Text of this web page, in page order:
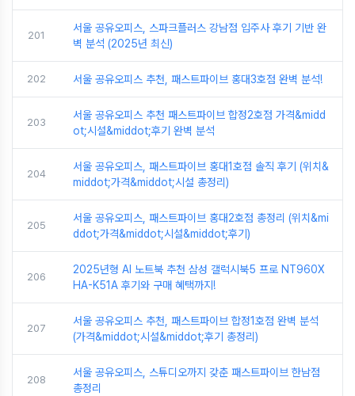
201
서울 공유오피스, 스파크플러스 강남점 입주사 후기 기반 완
벽 분석 (2025년 최신)
202 서울 공유오피스 추천, 패스트파이브 홍대3호점 완벽 분석!
203
서울 공유오피스 추천 패스트파이브 합정2호점 가격&midd
ot;시설&middot;후기 완벽 분석
204
서울 공유오피스, 패스트파이브 홍대1호점 솔직 후기 (위치&
middot;가격&middot;시설 총정리)
205
서울 공유오피스, 패스트파이브 홍대2호점 총정리 (위치&mi
ddot;가격&middot;시설&middot;후기)
206
2025년형 AI 노트북 추천 삼성 갤럭시북5 프로 NT960X
HA-K51A 후기와 구매 혜택까지!
207
서울 공유오피스 추천, 패스트파이브 합정1호점 완벽 분석
(가격&middot;시설&middot;후기 총정리)
208
서울 공유오피스, 스튜디오까지 갖춘 패스트파이브 한남점
총정리